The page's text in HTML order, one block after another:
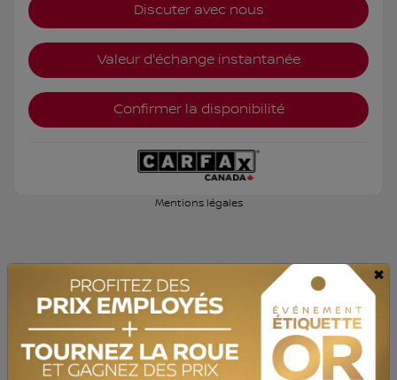
Discuter avec nous
Valeur d'échange instantanée
Confirmer la disponibilité
Mentions légales
×